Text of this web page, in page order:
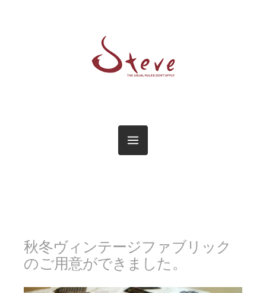
秋冬ヴィンテージファブリック
のご用意ができました。